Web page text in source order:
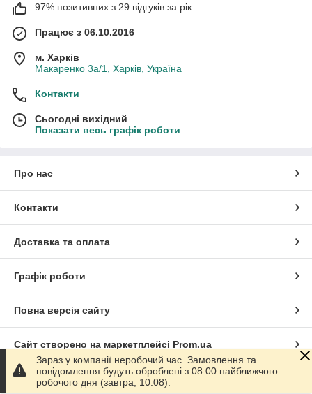
97% позитивних з 29 відгуків за рік
Працює з 06.10.2016
м. Харків
Макаренко 3а/1, Харків, Україна
Контакти
Сьогодні вихідний
Показати весь графік роботи
Про нас
Контакти
Доставка та оплата
Графік роботи
Повна версія сайту
Сайт створено на маркетплейсі Prom.ua
Політика конфіденційності
Зараз у компанії неробочий час. Замовлення та
повідомлення будуть оброблені з 08:00 найближчого
робочого дня (завтра, 10.08).